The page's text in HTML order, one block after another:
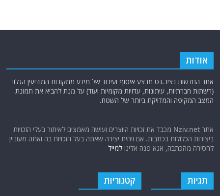
אודות
אתר החדשות נציב.נט מבצע איסוף ועיבוד של מידע ממקורות המודיעין הגלוי
(רשתות חברתיות, עיתונות, עדויות מקומיות ועוד) על מנת להביא את תמונת
המצב המקיפה והמדויקת ביותר של השטח.
אתר Nziv.net מכבד את זכויות היוצרים ועושה מאמצים לאיתור בעלי הזכויות
ביצירות הכלולות בכתבות. אם זיהית יצירה שאתה בעל הזכויות בה ואתה מעוניין
להסירה מהכתבה, אנא פנה אלינולמייל
תגיות קטגוריות